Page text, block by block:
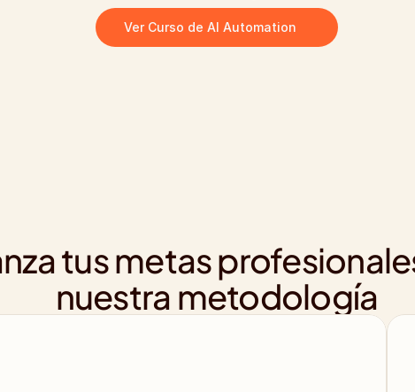
Ver Curso de AI Automation
tus metas
nuestra metodología